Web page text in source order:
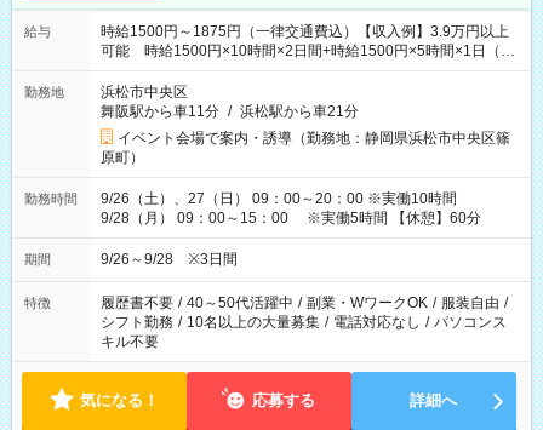
給与
時給1500円～1875円（一律交通費込）【収入例】3.9万円以上
可能 時給1500円×10時間×2日間+時給1500円×5時間×1日（実
働8時間を越えた時給：1875円）
勤務地
浜松市中央区
舞阪駅から車11分 / 浜松駅から車21分
イベント会場で案内・誘導（勤務地：静岡県浜松市中央区篠
原町）
勤務時間
9/26（土）、27（日） 09：00～20：00 ※実働10時間
9/28（月） 09：00～15：00 ※実働5時間 【休憩】60分
期間 9/26～9/28 ※3日間
特徴 履歴書不要 / 40～50代活躍中 / 副業・WワークOK / 服装自由 /
シフト勤務 / 10名以上の大量募集 / 電話対応なし / パソコンス
キル不要
気になる！ 応募する 詳細へ